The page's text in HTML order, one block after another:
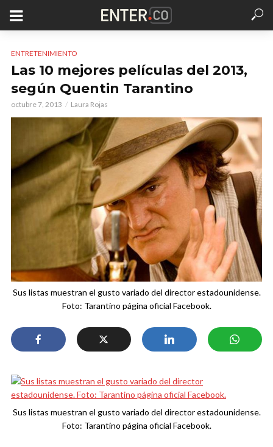
ENTRETENIMIENTO
Las 10 mejores películas del 2013,
según Quentin Tarantino
octubre 7, 2013 Laura Rojas
Sus listas muestran el gusto variado del director estadounidense.
Foto: Tarantino página oficial Facebook.
Sus listas muestran el gusto variado del director estadounidense.
Foto: Tarantino página oficial Facebook.